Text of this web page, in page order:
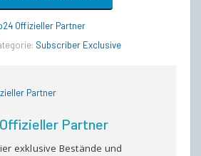
Offizieller Partner
Subscriber Exclusive
Partner
exklusive Bestände und